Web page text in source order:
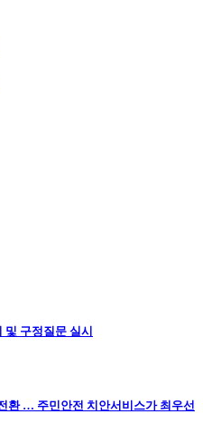
구정질문 실시
환 … 주민안전 치안서비스가 최우선